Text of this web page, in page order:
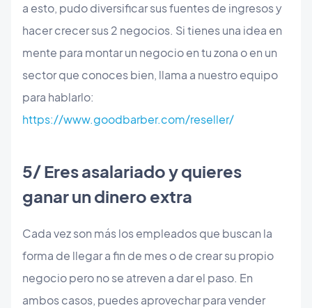
a esto, pudo diversificar sus fuentes de ingresos y
hacer crecer sus 2 negocios. Si tienes una idea en
mente para montar un negocio en tu zona o en un
sector que conoces bien, llama a nuestro equipo
para hablarlo:
https://www.goodbarber.com/reseller/
​5/ Eres asalariado y quieres
ganar un dinero extra
Cada vez son más los empleados que buscan la
forma de llegar a fin de mes o de crear su propio
negocio pero no se atreven a dar el paso. En
ambos casos, puedes aprovechar para vender